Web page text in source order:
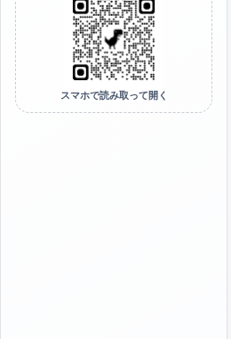
スマホで読み取って開く